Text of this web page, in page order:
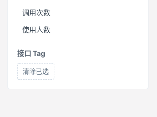
调用次数
使用人数
接口 Tag
清除已选